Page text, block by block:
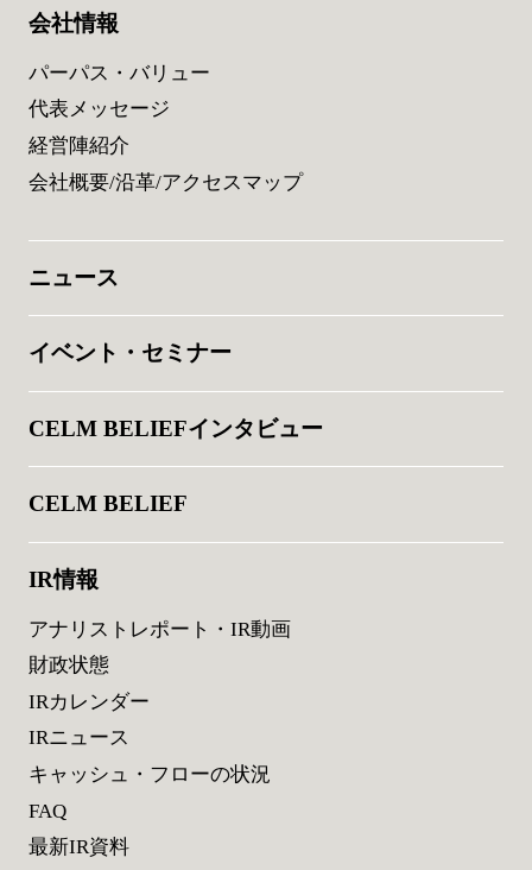
会社情報
パーパス・バリュー
代表メッセージ
経営陣紹介
会社概要/沿革/アクセスマップ
ニュース
イベント・セミナー
CELM BELIEFインタビュー
CELM BELIEF
IR情報
アナリストレポート・IR動画
財政状態
IRカレンダー
IRニュース
キャッシュ・フローの状況
FAQ
最新IR資料